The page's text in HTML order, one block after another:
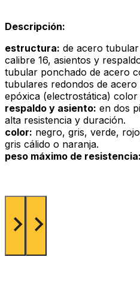
Descripción:
estructura: de acero tubular
calibre 16, asientos y
tubular ponchado de acero
tubulares redondos de
epóxica (electrostática) color
respaldo y asiento: en dos
alta resistencia y duración.
color: negro, gris, verde,
gris cálido o naranja.
peso máximo de resistencia: